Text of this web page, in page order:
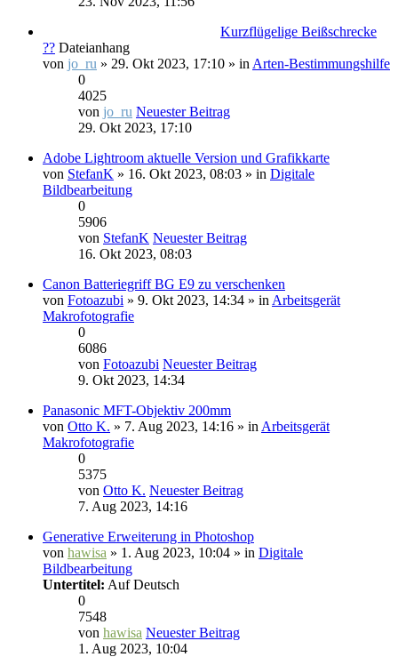
Kurzflügelige Beißschrecke
?? Dateianhang
von jo_ru » 29. Okt 2023, 17:10 » in Arten-Bestimmungshilfe
0
4025
von jo_ru Neuester Beitrag
29. Okt 2023, 17:10
Adobe Lightroom aktuelle Version und Grafikkarte
von StefanK » 16. Okt 2023, 08:03 » in Digitale
Bildbearbeitung
0
5906
von StefanK Neuester Beitrag
16. Okt 2023, 08:03
Canon Batteriegriff BG E9 zu verschenken
von Fotoazubi » 9. Okt 2023, 14:34 » in Arbeitsgerät
Makrofotografie
0
6086
von Fotoazubi Neuester Beitrag
9. Okt 2023, 14:34
Panasonic MFT-Objektiv 200mm
von Otto K. » 7. Aug 2023, 14:16 » in Arbeitsgerät
Makrofotografie
0
5375
von Otto K. Neuester Beitrag
7. Aug 2023, 14:16
Generative Erweiterung in Photoshop
von hawisa » 1. Aug 2023, 10:04 » in Digitale
Bildbearbeitung
Untertitel: Auf Deutsch
0
7548
von hawisa Neuester Beitrag
1. Aug 2023, 10:04